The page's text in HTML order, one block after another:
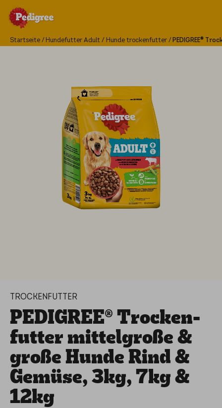
Startseite Hundefutter Adult Hunde trockenfutter PEDIGREE®
TROCKENFUTTER
PEDIGREE® Trocken­
fut­ter mittel­gro­ße &
große Hunde Rind &
Gemüse, 3kg, 7kg &
12kg